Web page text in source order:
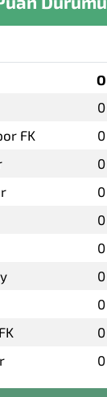
O
0
FK 0
0
0
0
0
0
0
0
0